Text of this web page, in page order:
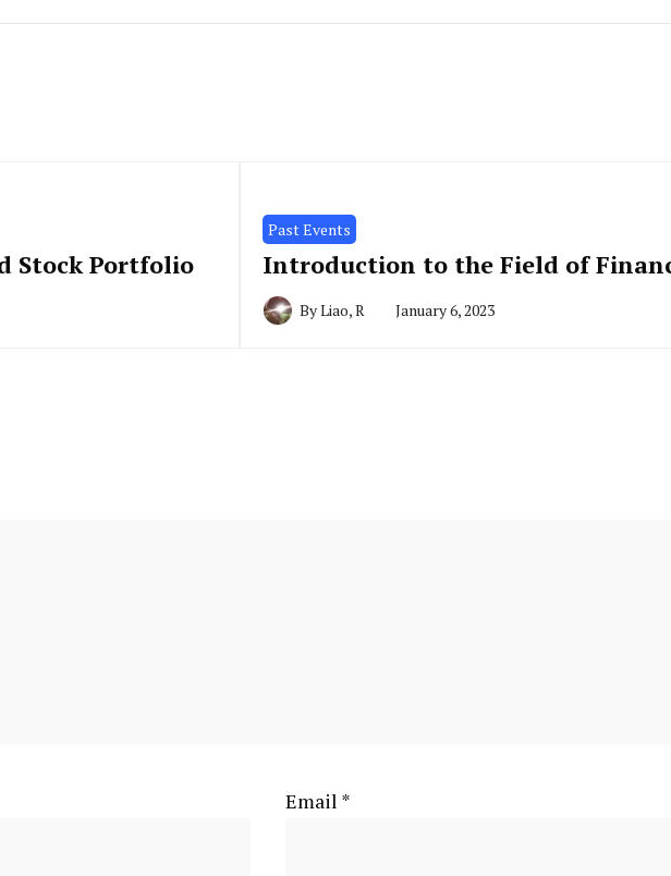
Stock Portfolio
Past Events
Introduction to the Field of
ByLiao, R January 6, 2023
Email *